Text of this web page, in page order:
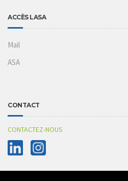
ACCÈS LASA
Mail
ASA
CONTACT
CONTACTEZ-NOUS